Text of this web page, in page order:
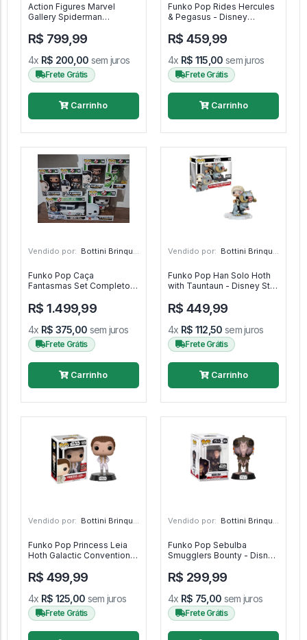
Action Figures Marvel
Gallery Spiderman
Infinity War
R$ 799,99
4x R$ 200,00 sem juros
Frete Grátis
Carrinho
Funko Pop Rides Hercules
& Pegasus - Disney
R$ 459,99
4x R$ 115,00 sem juros
Frete Grátis
Carrinho
Vendido por: Bottini Brinquedos - SP
Funko Pop Caça
Fantasmas Set Completo -
R$ 1.499,99
4x R$ 375,00 sem juros
Frete Grátis
Carrinho
Vendido por: Bottini Brinquedos - SP
Funko Pop Han Solo Hoth
with Tauntaun - Disney Star
R$ 449,99
4x R$ 112,50 sem juros
Frete Grátis
Carrinho
Vendido por: Bottini Brinquedos - SP
Funko Pop Princess Leia
Hoth Galactic Convention -
R$ 499,99
4x R$ 125,00 sem juros
Frete Grátis
Vendido por: Bottini Brinquedos - SP
Funko Pop Sebulba
Smugglers Bounty - Disney
R$ 299,99
4x R$ 75,00 sem juros
Frete Grátis